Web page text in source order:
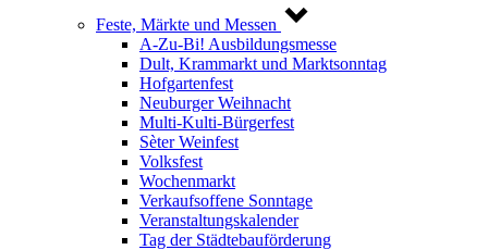
Feste, Märkte und Messen
A-Zu-Bi! Ausbildungsmesse
Dult, Krammarkt und Marktsonntag
Hofgartenfest
Neuburger Weihnacht
Multi-Kulti-Bürgerfest
Sèter Weinfest
Volksfest
Wochenmarkt
Verkaufsoffene Sonntage
Veranstaltungskalender
Tag der Städtebauförderung